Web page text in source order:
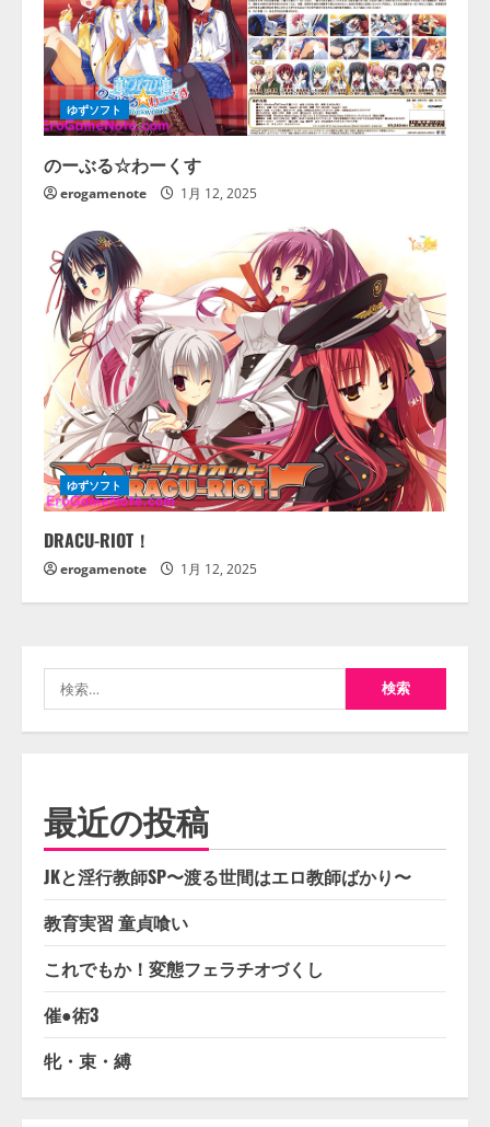
ゆずソフト
のーぶる☆わーくす
erogamenote 1月 12, 2025
ゆずソフト
DRACU-RIOT！
erogamenote 1月 12, 2025
索:
最近の投稿
JKと淫行教師SP〜渡る世間はエロ教師ばかり〜
教育実習 童貞喰い
これでもか！変態フェラチオづくし
催●術3
牝・束・縛